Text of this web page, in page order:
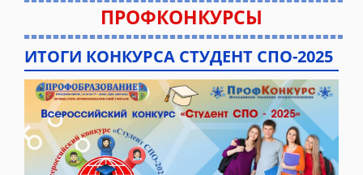
ПРОФКОНКУРСЫ
ИТОГИ КОНКУРСА СТУДЕНТ СПО-2025